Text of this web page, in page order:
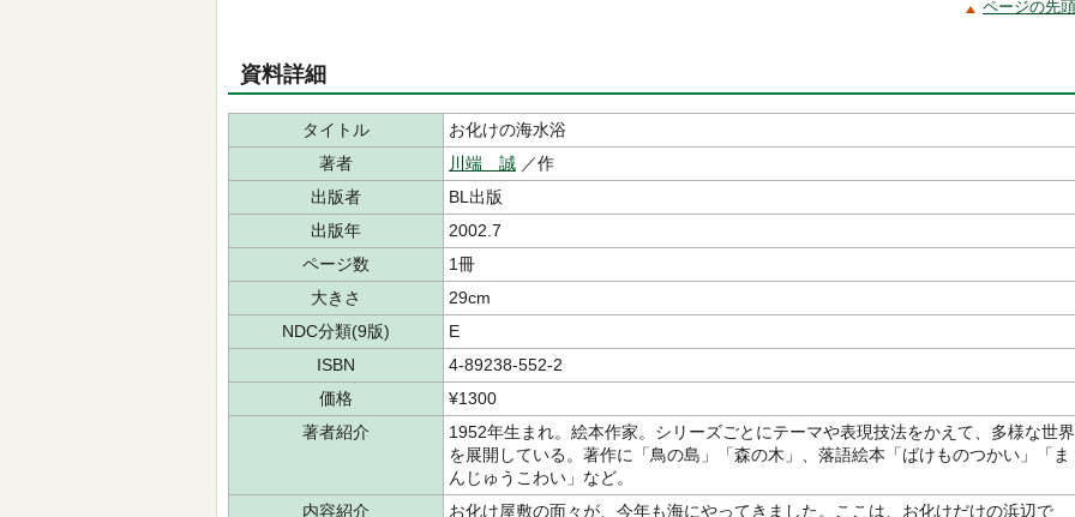
ページの先
資料詳細
タイトル
お化けの海水浴
著者
川端 誠 ／作
出版者
BL出版
出版年
2002.7
ページ数
1冊
大きさ
29cm
NDC分類(9版)
E
ISBN
4-89238-552-2
価格
¥1300
著者紹介
1952年生まれ。絵本作家。シリーズごとにテーマや表現技法をかえて、多様な世界
を展開している。著作に「鳥の島」「森の木」、落語絵本「ばけものつかい」「ま
んじゅうこわい」など。
内容紹介
お化け屋敷の面々が、今年も海にやってきました。ここは、お化けだけの浜辺で